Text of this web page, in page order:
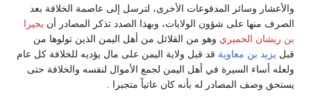
والأعشار وسائر المدفوعات الأخرى، لترسل إلى عاصمة الخلافة بعد
الصرف منها على شؤون الولايات، وبهذا الصدد تذكر المصادر أن بحيرا
بن ريشان الحميري وهو من القلائل من أهل اليمن الذين تولوها من
قبل يزيد بن معاوية قد قبل ولاية اليمن على مال يؤديه للخلافة كل عام
ولعله أساء السيرة في أهل اليمن لجمع الأموال لنفسه والخلافة حتى
يستحق وصف المصادر له بأنه كان عاتياً متجبرا .